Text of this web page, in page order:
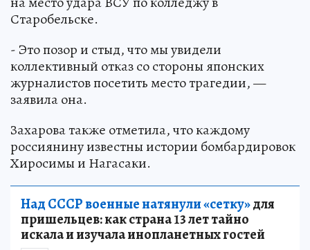
Старобельске.
- Это позор и стыд, что мы увидели
коллективный отказ со стороны японских
журналистов посетить место трагедии, —
заявила она.
Захарова также отметила, что каждому
россиянину известны истории бомбардировок
Хиросимы и Нагасаки.
Над СССР военные натянули «сетку»для
пришельцев: как страна 13 лет тайно
искала и изучала инопланетных гостей